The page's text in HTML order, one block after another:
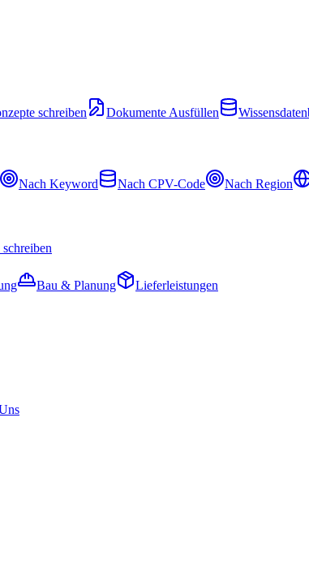
schreiben Dokumente Ausfüllen
Nach Keyword Nach CPV-Code Nach Region
Bau & Planung
Lieferleistungen